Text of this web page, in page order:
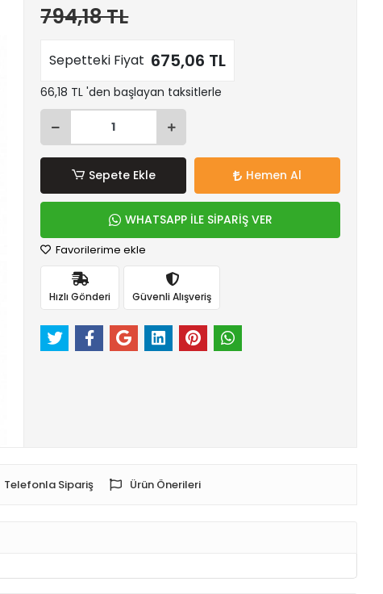
794,18 TL
Sepetteki Fiyat 675,06 TL
66,18 TL 'den başlayan taksitlerle
Sepete Ekle Hemen Al
WHATSAPP İLE SİPARİŞ VER
Favorilerime ekle
Hızlı Gönderi Güvenli Alışveriş
Telefonla Sipariş Ürün Önerileri